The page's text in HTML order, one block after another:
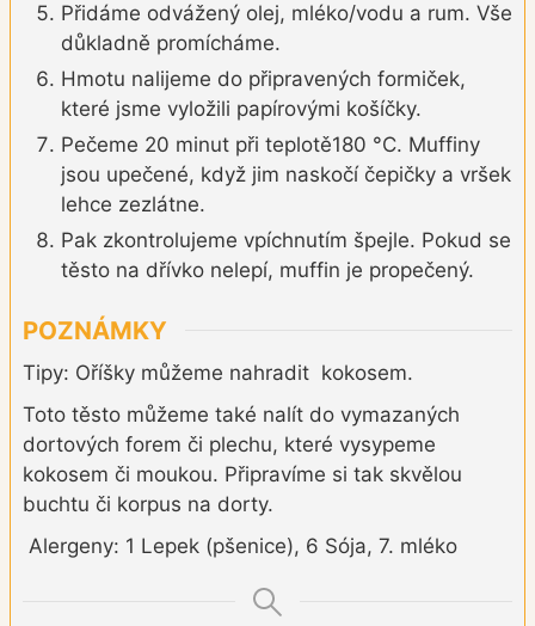
Přidáme odvážený olej, mléko/vodu a rum. Vše
důkladně promícháme.
Hmotu nalijeme do připravených formiček,
které jsme vyložili papírovými košíčky.
Pečeme 20 minut při teplotě180 °C. Muffiny
jsou upečené, když jim naskočí čepičky a vršek
lehce zezlátne.
Pak zkontrolujeme vpíchnutím špejle. Pokud se
těsto na dřívko nelepí, muffin je propečený.
POZNÁMKY
Tipy: Oříšky můžeme nahradit kokosem.
Toto těsto můžeme také nalít do vymazaných
dortových forem či plechu, které vysypeme
kokosem či moukou. Připravíme si tak skvělou
buchtu či korpus na dorty.
Alergeny: 1 Lepek (pšenice), 6 Sója, 7. mléko